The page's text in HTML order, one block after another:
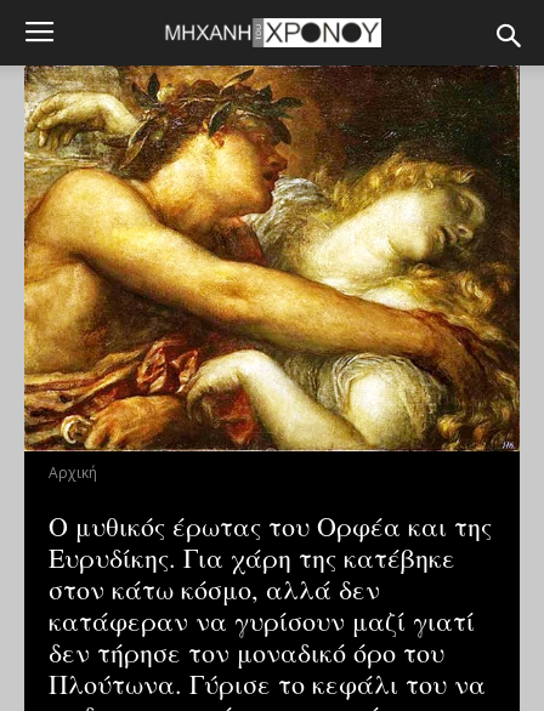
Αρχική
Ο μυθικός έρωτας του Ορφέα και της
Ευρυδίκης. Για χάρη της κατέβηκε
στον κάτω κόσμο, αλλά δεν
κατάφεραν να γυρίσουν μαζί γιατί
δεν τήρησε τον μοναδικό όρο του
Πλούτωνα. Γύρισε το κεφάλι του να